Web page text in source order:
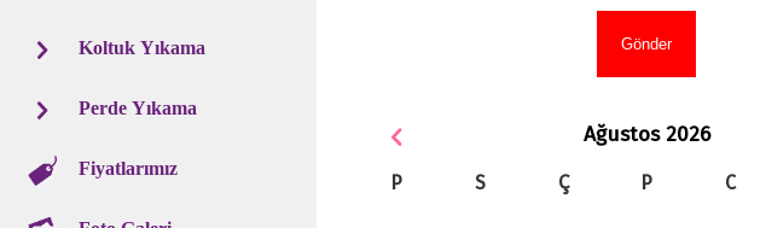
Koltuk Yıkama
Perde Yıkama
Fiyatlarımız
Ağustos 2026
P S Ç P C